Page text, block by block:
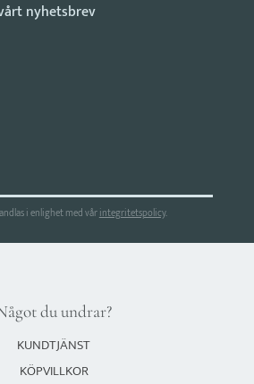
i enlighet med vårintegritetspolicy.
du undrar?
KUNDTJÄNST
KÖPVILLKOR